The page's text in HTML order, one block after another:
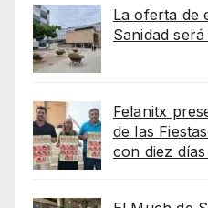
La oferta de
Sanidad
Felanitx
de las
con diez